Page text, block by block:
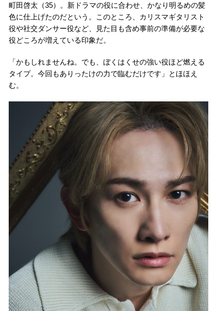
町田啓太（35）。新ドラマの役に合わせ、かなり明るめの髪
色に仕上げたのだという。このところ、カリスマギタリスト
役や社交ダンサー役など、見た目も含め事前の準備が必要な
役どころが増えている印象だ。
「かもしれませんね。でも、ぼくはくせの強い役ほど燃える
タイプ。今回もありったけの力で臨むだけです」とほほえ
む。